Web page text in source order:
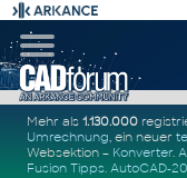
Mehr als1.130.000
Umrechnung, ein neuer
Websektion – Konverter.
Fusion Tipps.AutoCAD-